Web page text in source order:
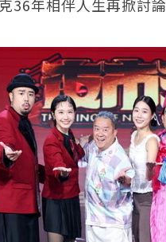
36年相伴人生再掀討論